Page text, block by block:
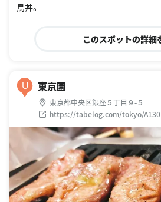
鳥丼。
このスポットの詳細
U 東京園
東京都中央区銀座５丁目９-５
https://tabelog.com/tokyo/